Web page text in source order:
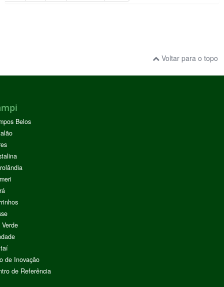
Voltar para o topo
Belos
de Inovação
de Referência